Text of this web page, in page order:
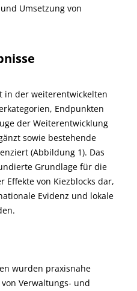
Umsetzung von
in der weiterentwickelten
Endpunkten
der Weiterentwicklung
sowie bestehende
(Abbildung 1). Das
Grundlage für die
Effekte von Kiezblocks dar,
Evidenz und lokale
wurden praxisnahe
Verwaltungs- und